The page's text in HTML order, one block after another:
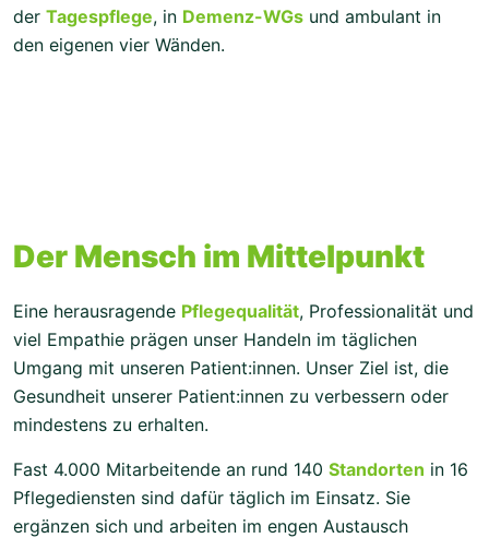
der Tagespflege, in Demenz-WGs und ambulant in
den eigenen vier Wänden.
Der Mensch im Mittelpunkt
Eine herausragende Pflegequalität, Professionalität und
viel Empathie prägen unser Handeln im täglichen
Umgang mit unseren Patient:innen. Unser Ziel ist, die
Gesundheit unserer Patient:innen zu verbessern oder
mindestens zu erhalten.
Fast 4.000 Mitarbeitende an rund 140 Standorten in 16
Pflegediensten sind dafür täglich im Einsatz. Sie
ergänzen sich und arbeiten im engen Austausch